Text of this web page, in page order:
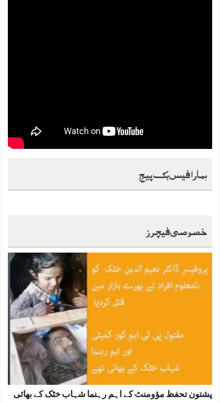
ہمارا فیس بک پیج
خصوصی فیچرز
پشتون تحفظ مؤومنٹ کے اہم رہنما شہاب خٹک کے بھائی